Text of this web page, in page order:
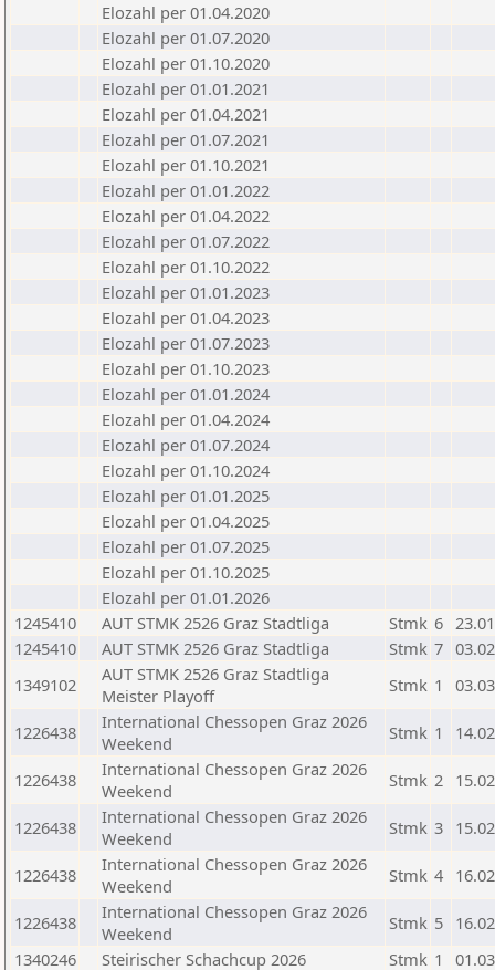
Elozahl per 01.04.2020
Elozahl per 01.07.2020
Elozahl per 01.10.2020
Elozahl per 01.01.2021
Elozahl per 01.04.2021
Elozahl per 01.07.2021
Elozahl per 01.10.2021
Elozahl per 01.01.2022
Elozahl per 01.04.2022
Elozahl per 01.07.2022
Elozahl per 01.10.2022
Elozahl per 01.01.2023
Elozahl per 01.04.2023
Elozahl per 01.07.2023
Elozahl per 01.10.2023
Elozahl per 01.01.2024
Elozahl per 01.04.2024
Elozahl per 01.07.2024
Elozahl per 01.10.2024
Elozahl per 01.01.2025
Elozahl per 01.04.2025
Elozahl per 01.07.2025
Elozahl per 01.10.2025
Elozahl per 01.01.2026
1245410
AUT STMK 2526 Graz Stadtliga Stmk 6
1245410
AUT STMK 2526 Graz Stadtliga Stmk 7
1349102
AUT STMK 2526 Graz Stadtliga
Meister Playoff
Stmk 1
1226438
International Chessopen Graz 2026
Weekend
Stmk 1
1226438
International Chessopen Graz 2026
Weekend
Stmk 2
1226438
International Chessopen Graz 2026
Weekend
Stmk 3
1226438
International Chessopen Graz 2026
Weekend
Stmk 4
1226438
International Chessopen Graz 2026
Weekend
Stmk 5
1340246
Steirischer Schachcup 2026 Stmk 1